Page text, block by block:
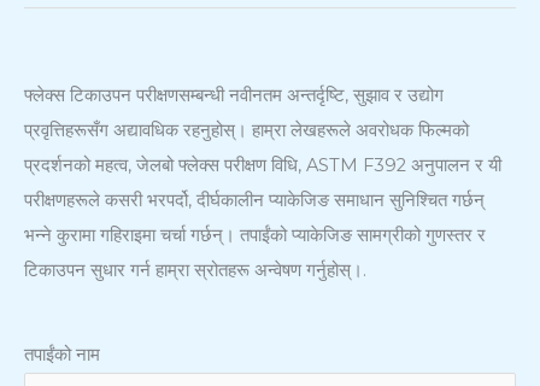
फ्लेक्स टिकाउपन परीक्षणसम्बन्धी नवीनतम अन्तर्दृष्टि, सुझाव र उद्योग
प्रवृत्तिहरूसँग अद्यावधिक रहनुहोस्। हाम्रा लेखहरूले अवरोधक फिल्मको
प्रदर्शनको महत्व, जेलबो फ्लेक्स परीक्षण विधि, ASTM F392 अनुपालन र यी
परीक्षणहरूले कसरी भरपर्दो, दीर्घकालीन प्याकेजिङ समाधान सुनिश्चित गर्छन्
भन्ने कुरामा गहिराइमा चर्चा गर्छन्। तपाईंको प्याकेजिङ सामग्रीको गुणस्तर र
टिकाउपन सुधार गर्न हाम्रा स्रोतहरू अन्वेषण गर्नुहोस्।.
तपाईंको नाम